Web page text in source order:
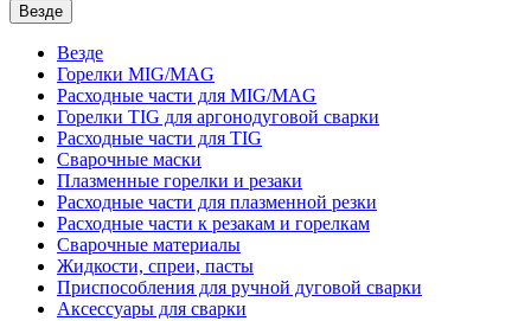
Везде
Везде
Горелки MIG/MAG
Расходные части для MIG/MAG
Горелки TIG для аргонодуговой сварки
Расходные части для TIG
Сварочные маски
Плазменные горелки и резаки
Расходные части для плазменной резки
Расходные части к резакам и горелкам
Сварочные материалы
Жидкости, спреи, пасты
Приспособления для ручной дуговой сварки
Аксессуары для сварки